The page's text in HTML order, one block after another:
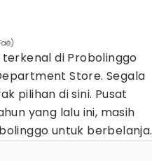
di Probolinggo
Store. Segala
pilihan di sini. Pusat
yang lalu ini, masih
untuk berbelanja.